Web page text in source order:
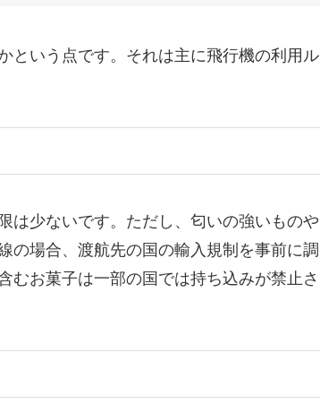
という点です。それは主に飛行機の利用ル
は少ないです。ただし、匂いの強いものや
の場合、渡航先の国の輸入規制を事前に調
むお菓子は一部の国では持ち込みが禁止さ